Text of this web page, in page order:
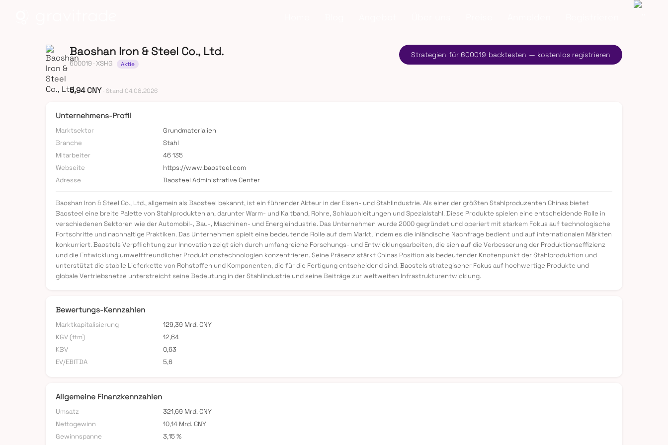
Baoshan Iron & Steel Co., Ltd.
600019 · XSHG Aktie
5,94 CNY· Stand 04.08.2026
Strategien für 600019 backtesten — kostenlos registrieren
Unternehmens-Profil
Marktsektor
Grundmaterialien
Branche
Stahl
Mitarbeiter
46 135
Webseite
https://www.baosteel.com
Adresse
Baosteel Administrative Center
Baoshan Iron & Steel Co., Ltd., allgemein als Baosteel bekannt, ist ein führender Akteur in der Eisen- und Stahlindustrie. Als einer der größten Stahlproduzenten Chinas bietet
Baosteel eine breite Palette von Stahlprodukten an, darunter Warm- und Kaltband, Rohre, Schlauchleitungen und Spezialstahl. Diese Produkte spielen eine entscheidende Rolle in
verschiedenen Sektoren wie der Automobil-, Bau-, Maschinen- und Energieindustrie. Das Unternehmen wurde 2000 gegründet und operiert mit starkem Fokus auf technologische
Fortschritte und nachhaltige Praktiken. Das Unternehmen spielt eine bedeutende Rolle auf dem Markt, indem es die inländische Nachfrage bedient und auf internationalen Märkten
konkurriert. Baostels Verpflichtung zur Innovation zeigt sich durch umfangreiche Forschungs- und Entwicklungsarbeiten, die sich auf die Verbesserung der Produktionseffizienz
und die Entwicklung umweltfreundlicher Produktionstechnologien konzentrieren. Seine Präsenz stärkt Chinas Position als bedeutender Knotenpunkt der Stahlproduktion und
unterstützt die stabile Lieferkette von Rohstoffen und Komponenten, die für die Fertigung entscheidend sind. Baostels strategischer Fokus auf hochwertige Produkte und
globale Vertriebsnetze unterstreicht seine Bedeutung in der Stahlindustrie und seine Beiträge zur weltweiten Infrastrukturentwicklung.
Bewertungs-Kennzahlen
Marktkapitalisierung
129,39 Mrd. CNY
KGV (ttm)
12,64
KBV
0,63
EV/EBITDA
5,6
Allgemeine Finanzkennzahlen
Umsatz
321,69 Mrd. CNY
Nettogewinn
10,14 Mrd. CNY
Gewinnspanne
3,15 %